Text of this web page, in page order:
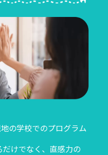
の学校でのプログラム
けでなく、直感力の